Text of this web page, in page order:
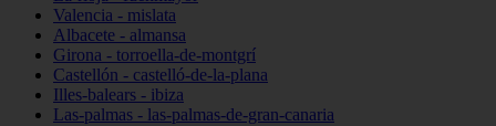
Valencia - mislata
Albacete - almansa
Girona - torroella-de-montgrí
Castellón - castelló-de-la-plana
Illes-balears - ibiza
Las-palmas - las-palmas-de-gran-canaria